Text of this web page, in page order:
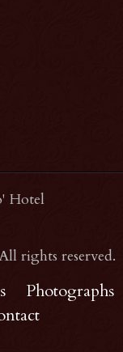
Hotel
rights reserved.
Photographs